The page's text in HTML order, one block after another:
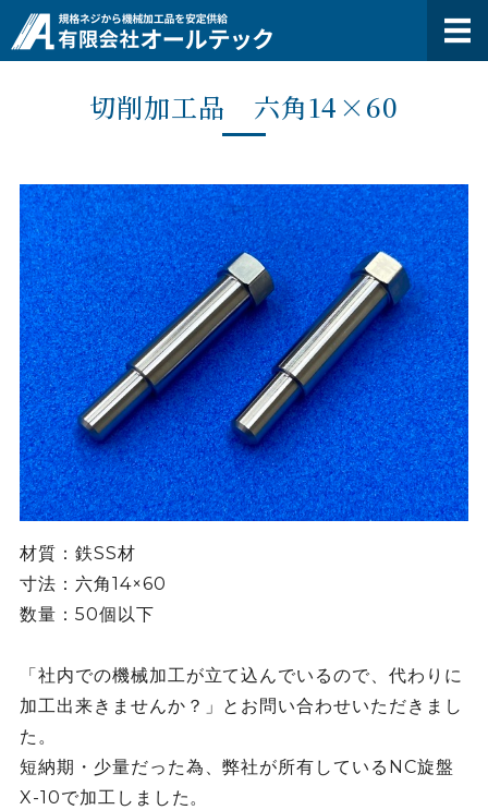
有限会社オー
製品紹介
会社概要
お問い合わせ
切削加工品 六角14×60
材質：鉄SS材
寸法：六角14×60
数量：50個以下
「社内での機械加工が立て込んでいるので、代わりに
加工出来きませんか？」とお問い合わせいただきまし
た。
短納期・少量だった為、弊社が所有しているNC旋盤
X-10で加工しました。